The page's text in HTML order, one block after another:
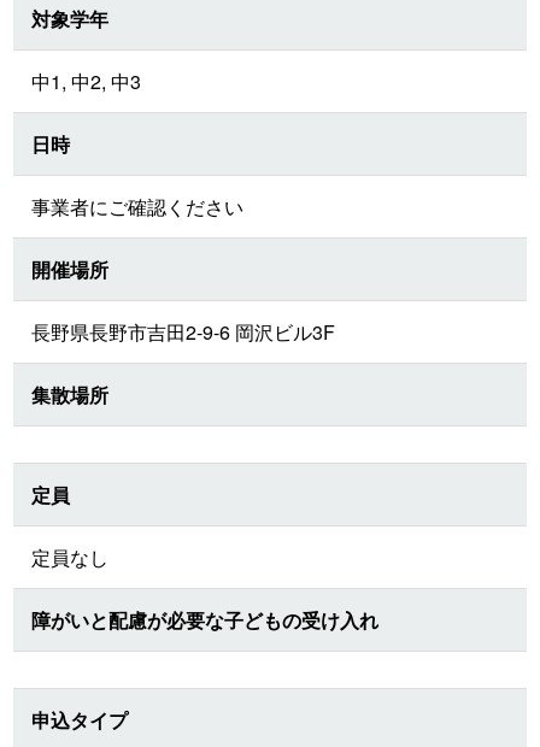
対象学年
中1, 中2, 中3
日時
事業者にご確認ください
開催場所
長野県長野市吉田2-9-6 岡沢ビル3F
集散場所
定員
定員なし
障がいと配慮が必要な子どもの受け入れ
申込タイプ